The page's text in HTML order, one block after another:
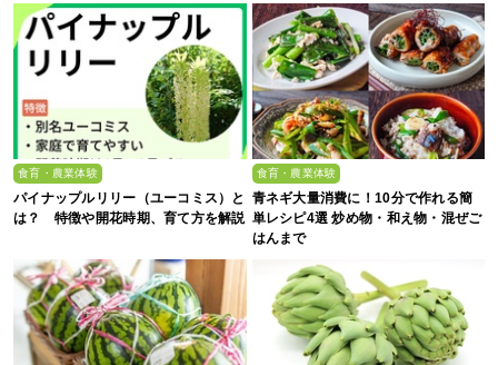
食育・農業体験
パイナップルリリー（ユーコミス）と
は？ 特徴や開花時期、育て方を解説
食育・農業体験
青ネギ大量消費に！10分で作れる簡
単レシピ4選 炒め物・和え物・混ぜご
はんまで